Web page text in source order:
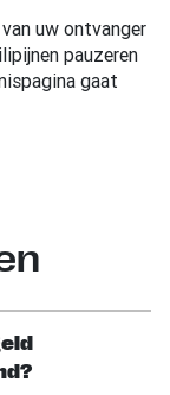
uw ontvanger
pauzeren
gaat